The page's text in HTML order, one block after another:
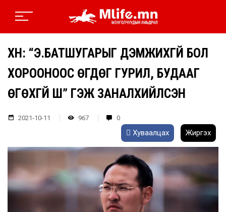
ХҮН: “Э.БАТШУГАРЫГ ДЭМЖИХГҮЙ БОЛ
ХОРООНООС ӨГДӨГ ГУРИЛ, БУДААГ
ӨГӨХГҮЙ ШҮҮ” ГЭЖ ЗАНАЛХИЙЛСЭН
2021-10-11 967 0
Хуваалцах Жиргэх